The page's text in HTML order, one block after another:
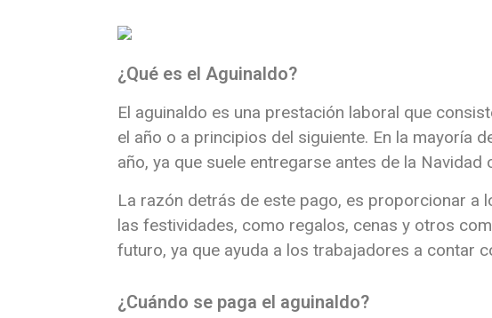
¿Qué es el Aguinaldo?
El aguinaldo es una prestación laboral que
el año o a principios del siguiente. En la mayoría
año, ya que suele entregarse antes de la Navidad
La razón detrás de este pago, es proporcionar
las festividades, como regalos, cenas y otros
futuro, ya que ayuda a los trabajadores a contar
¿Cuándo se paga el aguinaldo?